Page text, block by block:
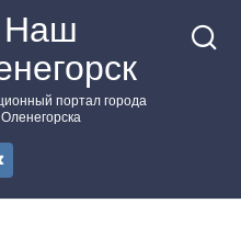
Наш
портал города
Оленегорска